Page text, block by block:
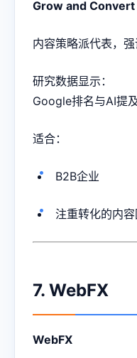
Grow and Convert
内容策略派代表，强
研究数据显示：
Google排名与AI提
适合：
B2B企业
注重转化的内容
7. WebFX
WebFX